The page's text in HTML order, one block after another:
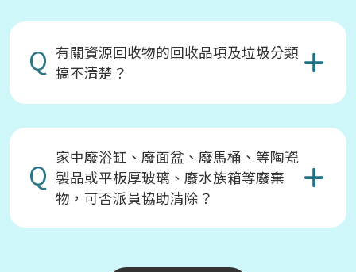
Q 有關資源回收物的回收品項及垃圾分類
搞不清楚？
Q 家中廢浴缸、廢面盆、廢馬桶、等陶瓷
製品或平板厚玻璃、廢水族箱等廢棄
物，可否派員協助清除？